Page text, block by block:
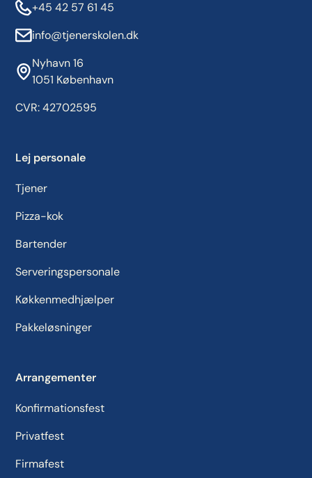
+45 42 57 61 45
info@tjenerskolen.dk
Nyhavn 16
1051 København
CVR: 42702595
Lej personale
Tjener
Pizza-kok
Bartender
Serveringspersonale
Køkkenmedhjælper
Pakkeløsninger
Arrangementer
Konfirmationsfest
Privatfest
Firmafest